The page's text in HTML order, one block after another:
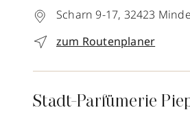
Scharn 9-17, 32423
zum Routenplaner
Stadt-Parfümerie